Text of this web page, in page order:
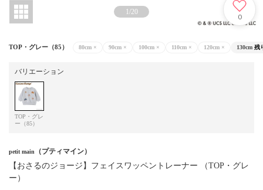
1/20
0
TOP・グレー（85） 80cm × 90cm × 100cm × 110cm × 120cm × 130cm 残
バリエーション
TOP・グレ
ー（85）
petit main （プティマイン）
【おさるのジョージ】フェイスワッペントレーナー （TOP・グレ
ー）